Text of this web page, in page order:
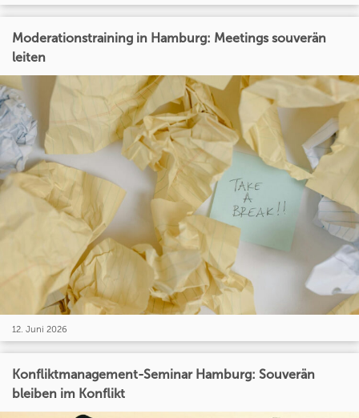
Moderationstraining in Hamburg: Meetings souverän
leiten
12. Juni 2026
Konfliktmanagement-Seminar Hamburg: Souverän
bleiben im Konflikt